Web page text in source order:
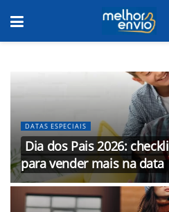
DATAS ESPECIAIS
Dia dos Pais 2026:
para vender mais na data